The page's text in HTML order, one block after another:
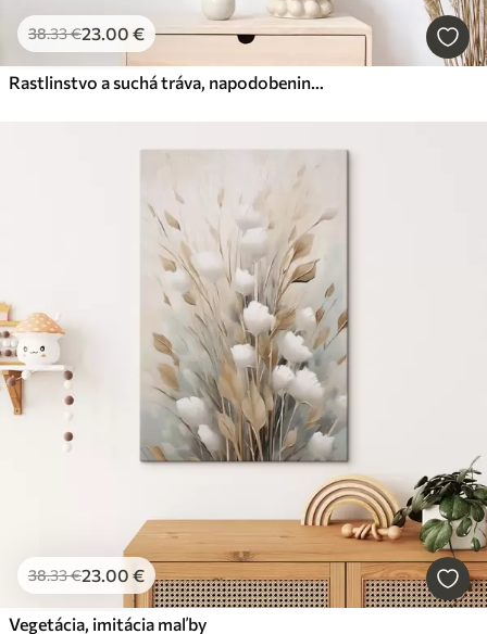
38.33€23.00 €
Rastlinstvo a suchá tráva, napodobenina maľby
38.33€23.00 €
Vegetácia, imitácia maľby